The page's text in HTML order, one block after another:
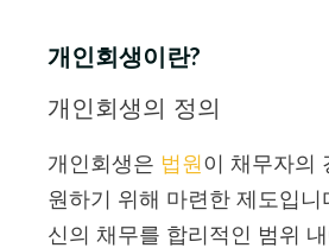
개인회생이란?
개인회생의 정의
개인회생은 법원이 채무자의
원하기 위해 마련한 제도입
신의 채무를 합리적인 범위